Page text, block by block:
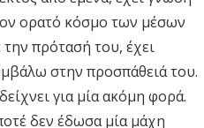
ορατό κόσμο των μέσων
την πρότασή του, έχει
στην προσπάθειά του.
για μία ακόμη φορά.
δεν έδωσα μία μάχη